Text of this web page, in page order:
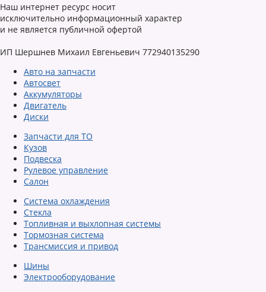
Наш интернет ресурс носит
исключительно информационный характер
и не является публичной офертой
ИП Шершнев Михаил Евгеньевич 772940135290
Авто на запчасти
Автосвет
Аккумуляторы
Двигатель
Диски
Запчасти для ТО
Кузов
Подвеска
Рулевое управление
Салон
Система охлаждения
Стекла
Топливная и выхлопная системы
Тормозная система
Трансмиссия и привод
Шины
Электрооборудование